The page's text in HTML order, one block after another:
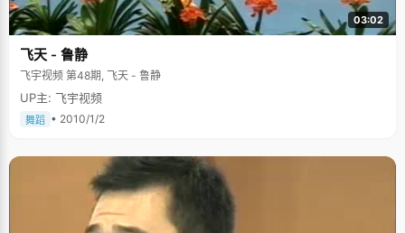
03:02
飞天 - 鲁静
飞宇视频 第48期, 飞天 - 鲁静
UP主: 飞宇视频
舞蹈 • 2010/1/2